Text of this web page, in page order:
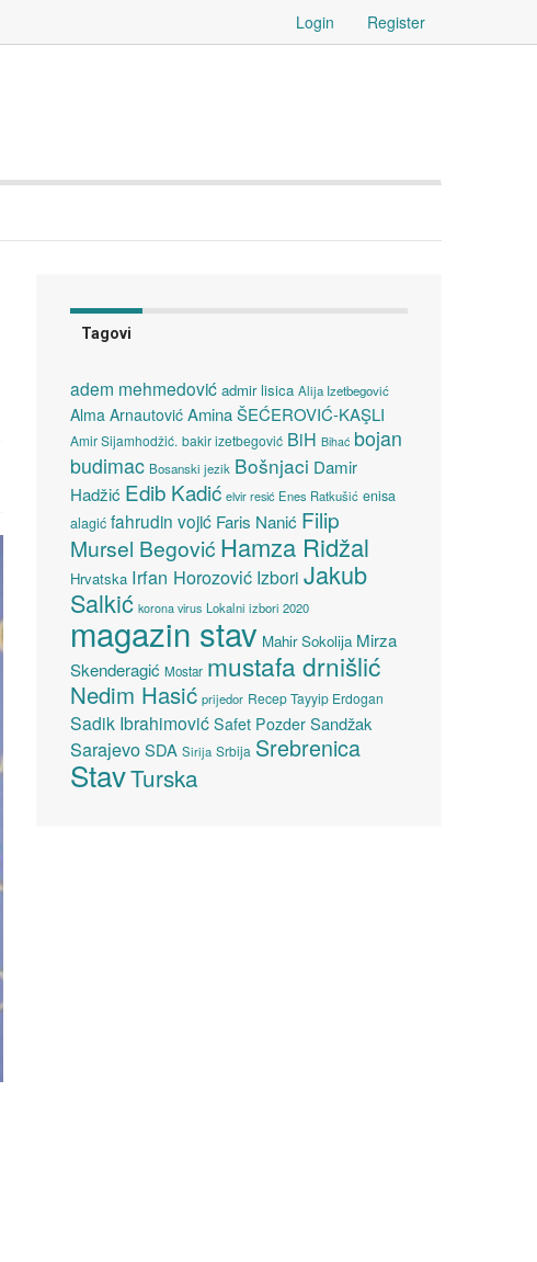
Login Register
Tagovi
adem mehmedović admir lisica Alija Izetbegović
Alma Arnautović Amina ŠEĆEROVIĆ-KAŞLI
Amir Sijamhodžić. bakir izetbegović BiH Bihać bojan
budimac Bosanski jezik Bošnjaci Damir
Hadžić Edib Kadić elvir resić Enes Ratkušić enisa
alagić fahrudin vojić Faris Nanić Filip
Mursel Begović Hamza Ridžal
Hrvatska Irfan Horozović Izbori Jakub
Salkić korona virus Lokalni izbori 2020
magazin stav Mahir Sokolija Mirza
Skenderagić Mostar mustafa drnišlić
Nedim Hasić prijedor Recep Tayyip Erdogan
Sadik Ibrahimović Safet Pozder Sandžak
SarajevoSDA Sirija Srbija Srebrenica
StavTurska